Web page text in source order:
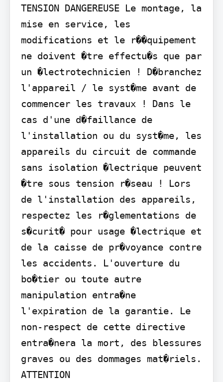
TENSION DANGEREUSE Le montage, la
mise en service, les
modifications et le r��quipement
ne doivent �tre effectu�s que par
un �lectrotechnicien ! D�branchez
l'appareil / le syst�me avant de
commencer les travaux ! Dans le
cas d'une d�faillance de
l'installation ou du syst�me, les
appareils du circuit de commande
sans isolation �lectrique peuvent
�tre sous tension r�seau ! Lors
de l'installation des appareils,
respectez les r�glementations de
s�curit� pour usage �lectrique et
de la caisse de pr�voyance contre
les accidents. L'ouverture du
bo�tier ou toute autre
manipulation entra�ne
l'expiration de la garantie. Le
non-respect de cette directive
entra�nera la mort, des blessures
graves ou des dommages mat�riels.
ATTENTION